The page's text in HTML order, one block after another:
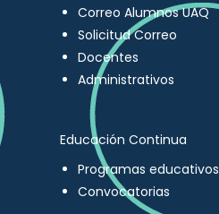
Correo Alumnos UAQ
Solicitud Correo
Docentes
Administrativos
Educación Continua
Programas educativos
Convocatorias